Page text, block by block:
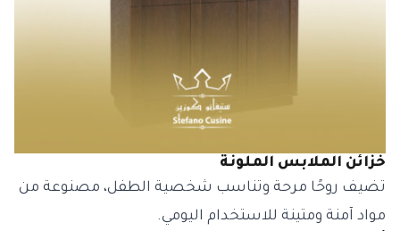
خزائن الملابس الملونة
تضيف روحًا مرحة وتناسب شخصية الطفل، مصنوعة من
مواد آمنة ومتينة للاستخدام اليومي.